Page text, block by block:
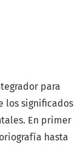
para
los significados
En primer
hasta